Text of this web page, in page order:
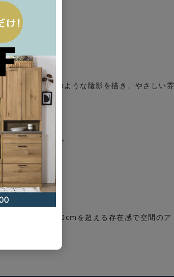
光が木漏れ日のような陰影を描き、やさしい雰
と馴染みます。
サイズは直径50cmを超える存在感で空間のア